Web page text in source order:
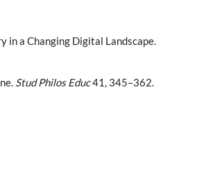
in a Changing Digital Landscape.
Stud Philos Educ41, 345–362.